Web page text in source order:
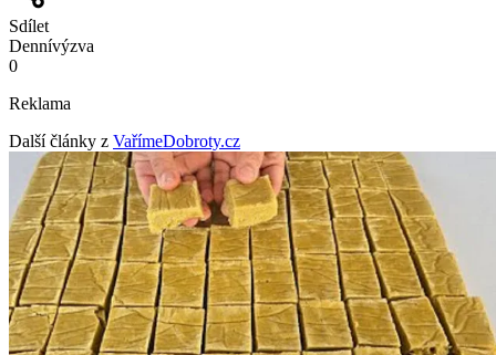
Sdílet
Dennívýzva
0
Reklama
Další články z VařímeDobroty.cz